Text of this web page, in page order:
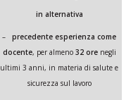
in alternativa
–precedente esperienza come
docente, per almeno 32 orenegli
ultimi 3 anni, in materia di salute e
sicurezza sul lavoro